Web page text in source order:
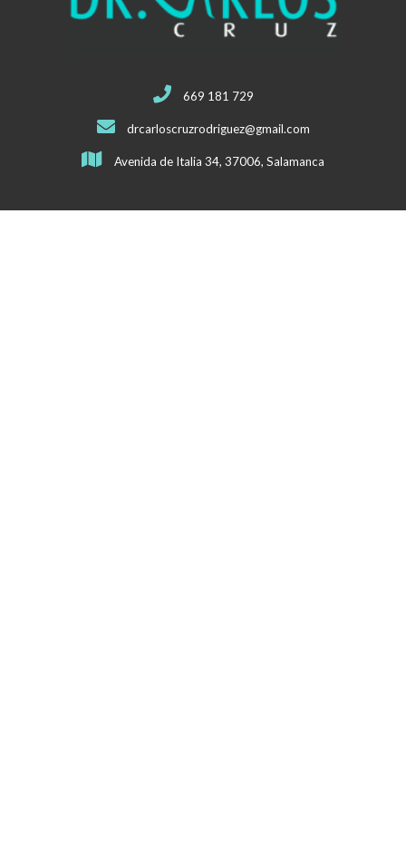
669 181 729
drcarloscruzrodriguez@gmail.com
Avenida de Italia 34, 37006, Salamanca